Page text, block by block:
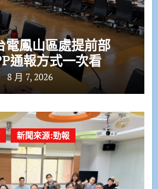
電鳳山區處提前部
報方式一次看
8 月 7, 2026
新聞來源:勁報